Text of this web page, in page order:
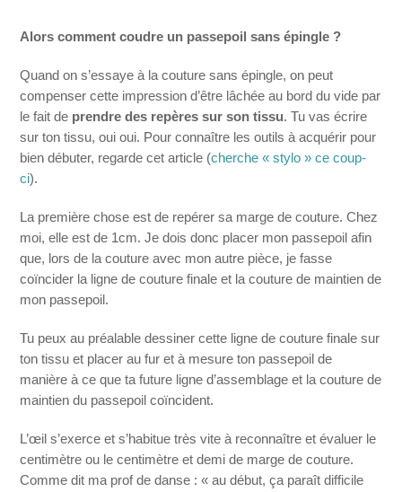
Alors comment coudre un passepoil sans épingle ?
Quand on s’essaye à la couture sans épingle, on peut
compenser cette impression d’être lâchée au bord du vide par
le fait de prendre des repères sur son tissu. Tu vas écrire
sur ton tissu, oui oui. Pour connaître les outils à acquérir pour
bien débuter, regarde cet article (cherche « stylo » ce coup-
ci).
La première chose est de repérer sa marge de couture. Chez
moi, elle est de 1cm. Je dois donc placer mon passepoil afin
que, lors de la couture avec mon autre pièce, je fasse
coïncider la ligne de couture finale et la couture de maintien de
mon passepoil.
Tu peux au préalable dessiner cette ligne de couture finale sur
ton tissu et placer au fur et à mesure ton passepoil de
manière à ce que ta future ligne d’assemblage et la couture de
maintien du passepoil coïncident.
L’œil s’exerce et s’habitue très vite à reconnaître et évaluer le
centimètre ou le centimètre et demi de marge de couture.
Comme dit ma prof de danse : « au début, ça paraît difficile